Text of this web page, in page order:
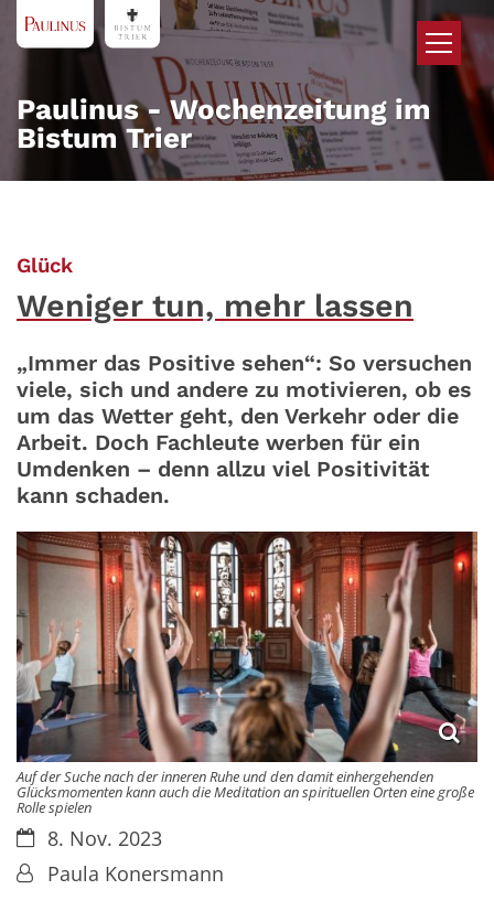
Zum Inhalt springen
Paulinus - Wochenzeitung im
Bistum Trier
Glück:
Weniger tun, mehr lassen
„Immer das Positive sehen“: So versuchen
viele, sich und andere zu motivieren, ob es
um das Wetter geht, den Verkehr oder die
Arbeit. Doch Fachleute werben für ein
Umdenken – denn allzu viel Positivität
kann schaden.
Auf der Suche nach der inneren Ruhe und den damit einhergehenden
Glücksmomenten kann auch die Meditation an spirituellen Orten eine große
Rolle spielen
Datum:8. Nov. 2023
Von:Paula Konersmann